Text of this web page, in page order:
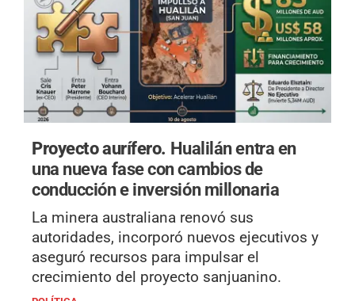
Proyecto aurífero. Hualilán entra en
una nueva fase con cambios de
conducción e inversión millonaria
La minera australiana renovó sus
autoridades, incorporó nuevos ejecutivos y
aseguró recursos para impulsar el
crecimiento del proyecto sanjuanino.